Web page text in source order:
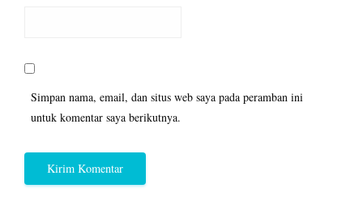
Simpan nama, email, dan situs web saya pada peramban ini
untuk komentar saya berikutnya.